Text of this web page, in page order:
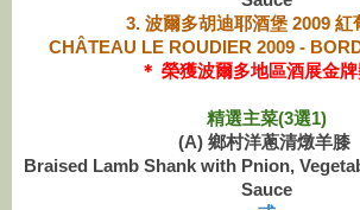
3. 波爾多胡迪耶酒堡 2009 紅
CHÂTEAU LE ROUDIER 2009 -
＊ 榮獲波爾多地區酒展金牌
精選主菜(3選1)
(A) 鄉村洋蔥清燉羊膝
Braised Lamb Shank with Pnion,
Sauce